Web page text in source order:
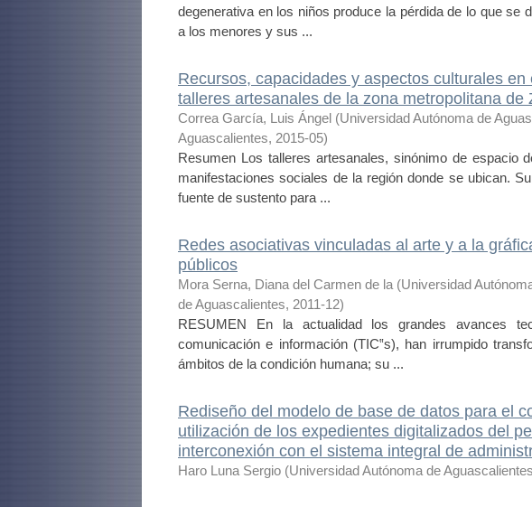
degenerativa en los niños produce la pérdida de lo que se
a los menores y sus ...
Recursos, capacidades y aspectos culturales
talleres artesanales de la zona metropolitana de
Correa García, Luis Ángel (Universidad Autónoma de
Aguascalientes, 2015-05)
Resumen Los talleres artesanales, sinónimo de espacio
manifestaciones sociales de la región donde se ubican.
fuente de sustento para ...
Redes asociativas vinculadas al arte y a la
públicos
Mora Serna, Diana del Carmen de la (Universidad
de Aguascalientes, 2011-12)
RESUMEN En la actualidad los grandes avances
comunicación e información (TIC‟s), han irrumpido
ámbitos de la condición humana; su ...
Rediseño del modelo de base de datos para el
utilización de los expedientes digitalizados del
interconexión con el sistema integral de
Haro Luna Sergio (Universidad Autónoma de Aguascalientes